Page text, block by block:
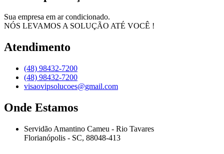
Sua empresa em ar condicionado.
NÓS LEVAMOS A SOLUÇÃO ATÉ VOCÊ !
Atendimento
(48) 98432-7200
(48) 98432-7200
visaovipsolucoes@gmail.com
Onde Estamos
Servidão Amantino Cameu - Rio Tavares
Florianópolis - SC, 88048-413